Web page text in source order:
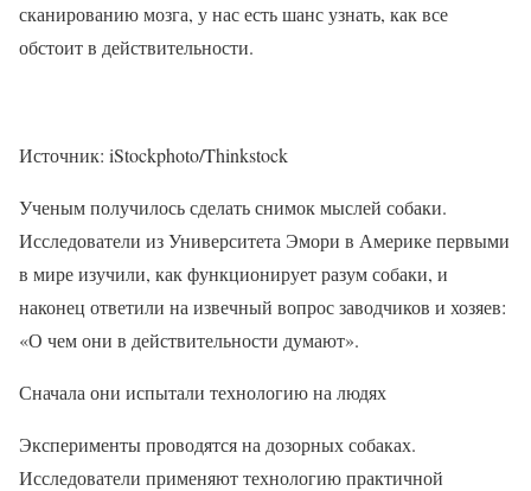
сканированию мозга, у нас есть шанс узнать, как все
обстоит в действительности.
Источник: iStockphoto/Thinkstock
Ученым получилось сделать снимок мыслей собаки.
Исследователи из Университета Эмори в Америке первыми
в мире изучили, как функционирует разум собаки, и
наконец ответили на извечный вопрос заводчиков и хозяев:
«О чем они в действительности думают».
Сначала они испытали технологию на людях
Эксперименты проводятся на дозорных собаках.
Исследователи применяют технологию практичной